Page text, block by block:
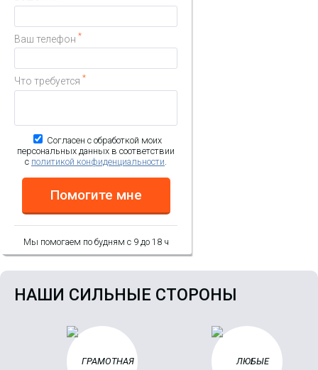
Ваш телефон *
Что требуется *
Согласен с обработкой моих
персональных данных в соответствии
с политикой конфиденциальности.
Помогите мне
Мы помогаем по будням с 9 до 18 ч
НАШИ СИЛЬНЫЕ СТОРОНЫ